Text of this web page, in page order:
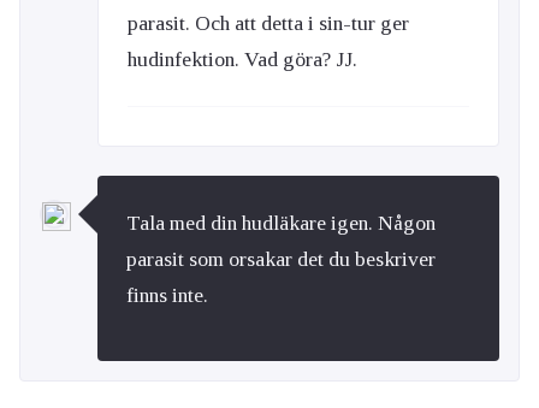
parasit. Och att detta i sin-tur ger
hudinfektion. Vad göra? JJ.
Tala med din hudläkare igen. Någon
parasit som orsakar det du beskriver
finns inte.